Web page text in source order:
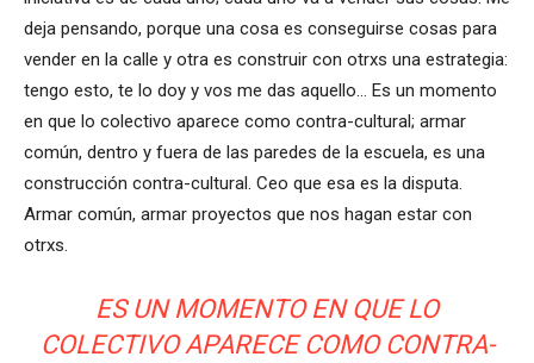
deja pensando, porque una cosa es conseguirse cosas para
vender en la calle y otra es construir con otrxs una estrategia:
tengo esto, te lo doy y vos me das aquello… Es un momento
en que lo colectivo aparece como contra-cultural; armar
común, dentro y fuera de las paredes de la escuela, es una
construcción contra-cultural. Ceo que esa es la disputa.
Armar común, armar proyectos que nos hagan estar con
otrxs.
ES UN MOMENTO EN QUE LO
COLECTIVO APARECE COMO CONTRA-